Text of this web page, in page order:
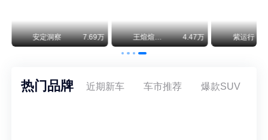
安定洞察 7.69万 王煊煊的爱车日记 4.47万 紫运行
热门品牌 近期新车 车市推荐 爆款SUV